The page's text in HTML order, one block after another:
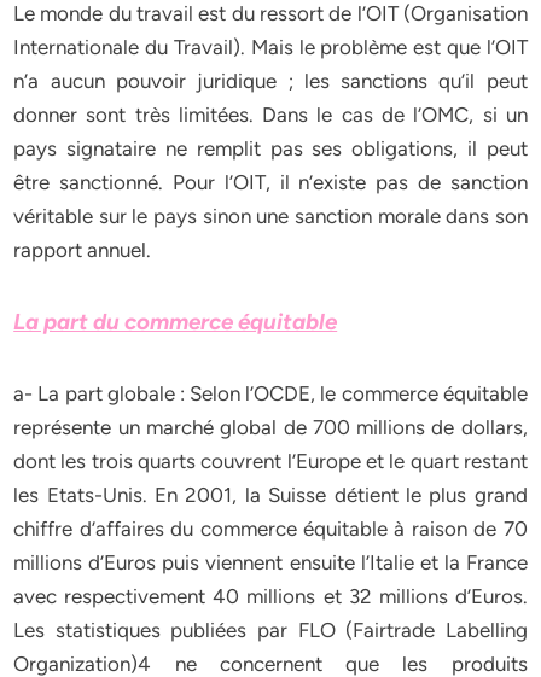
Le monde du travail est du ressort de l’OIT (Organisation
Internationale du Travail). Mais le problème est que l’OIT
n’a aucun pouvoir juridique ; les sanctions qu’il peut
donner sont très limitées. Dans le cas de l’OMC, si un
pays signataire ne remplit pas ses obligations, il peut
être sanctionné. Pour l’OIT, il n’existe pas de sanction
véritable sur le pays sinon une sanction morale dans son
rapport annuel.
La part du commerce équitable
a- La part globale : Selon l’OCDE, le commerce équitable
représente un marché global de 700 millions de dollars,
dont les trois quarts couvrent l’Europe et le quart restant
les Etats-Unis. En 2001, la Suisse détient le plus grand
chiffre d’affaires du commerce équitable à raison de 70
millions d’Euros puis viennent ensuite l’Italie et la France
avec respectivement 40 millions et 32 millions d’Euros.
Les statistiques publiées par FLO (Fairtrade Labelling
Organization)4 ne concernent que les produits